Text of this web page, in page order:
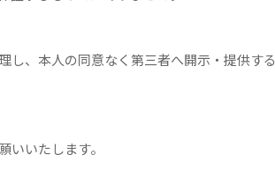
し、本人の同意なく第三者へ開示・提供する
いいたします。